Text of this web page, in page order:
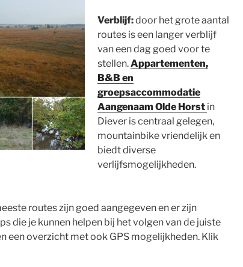
Verblijf:door het grote aantal
routes is een langer verblijf
van een dag goed voor te
stellen.Appartementen,
B&B en
groepsaccommodatie
Aangenaam Olde Horst in
Diever is centraal gelegen,
mountainbike vriendelijk en
biedt diverse
verlijfsmogelijkheden.
routes zijn goed aangegeven en er zijn
die je kunnen helpen bij het volgen van de juiste
een overzicht met ook GPS mogelijkheden. Klik